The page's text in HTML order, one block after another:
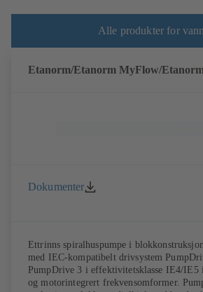
Alle produkter for
Etanorm/Etanorm MyFlow/
Dokumenter
Ettrinns spiralhuspumpe i
med IEC-kompatibelt drivsystem
PumpDrive 3 i effektivitetsklasse IE4/
og motorintegrert frekvensomformer.